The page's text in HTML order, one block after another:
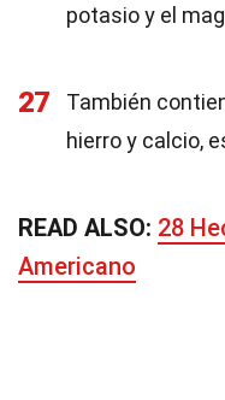
potasio y el
27
También
hierro y calcio,
READ ALSO: 28
Americano